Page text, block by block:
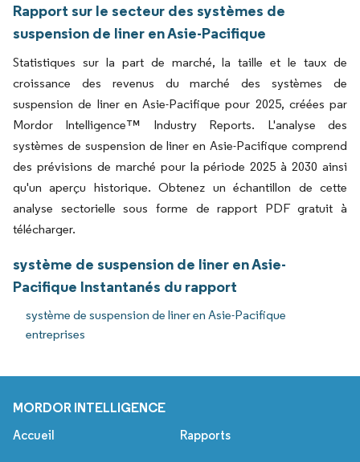
Rapport sur le secteur des systèmes de
suspension de liner en Asie-Pacifique
Statistiques sur la part de marché, la taille et le taux de
croissance des revenus du marché des systèmes de
suspension de liner en Asie-Pacifique pour 2025, créées par
Mordor Intelligence™ Industry Reports. L'analyse des
systèmes de suspension de liner en Asie-Pacifique comprend
des prévisions de marché pour la période 2025 à 2030 ainsi
qu'un aperçu historique. Obtenez un échantillon de cette
analyse sectorielle sous forme de rapport PDF gratuit à
télécharger.
système de suspension de liner en Asie-
Pacifique Instantanés du rapport
système de suspension de liner en Asie-Pacifique
entreprises
MORDOR INTELLIGENCE
Accueil Rapports